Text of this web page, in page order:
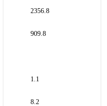
2356.8
909.8
1.1
8.2